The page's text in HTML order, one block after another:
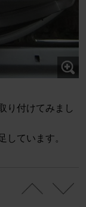
り付けてみまし
しています。